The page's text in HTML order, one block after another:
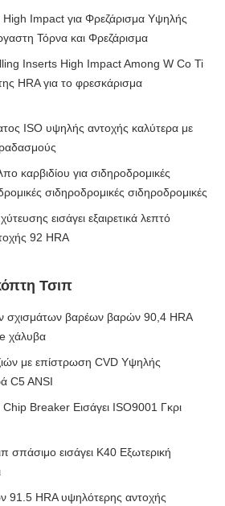
Impact για Φρεζάρισμα Υψηλής
Τόρνα και Φρεζάρισμα
Inserts High Impact Among W Co Ti
HRA για το φρεσκάρισμα
ISO υψηλής αντοχής καλύτερα με
καρβιδίου για σιδηροδρομικές
σιδηροδρομικές σιδηροδρομικές
εισάγει εξαιρετικά λεπτό
92 HRA
Τσιπ
σχισμάτων βαρέων βαρών 90,4 HRA
χάλυβα
με επίστρωση CVD Υψηλής
C5 ANSI
Breaker Εισάγει ISO9001 Γκρι
σπάσιμο εισάγει K40 Εξωτερική
91.5 HRA υψηλότερης αντοχής